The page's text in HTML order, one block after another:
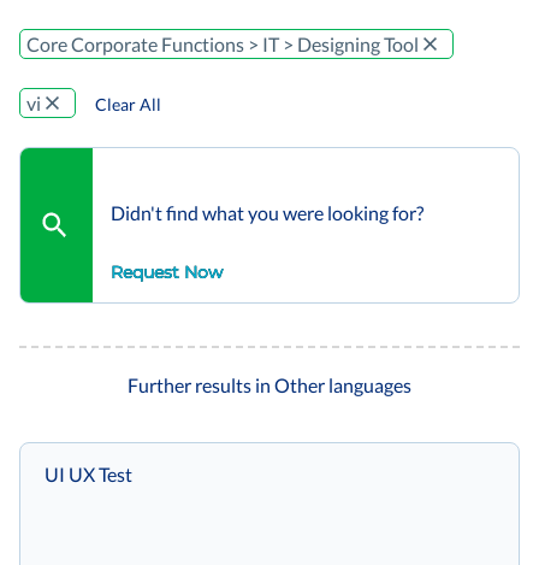
Core Corporate Functions > IT > Designing Tool
vi Clear All
Didn't find what you were looking for?
Request Now
Further results in Other languages
UI UX Test